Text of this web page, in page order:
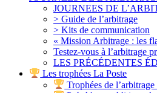
JOURNEES DE
> Guide de l’arbitrage
> Kits de communication
« Mission Arbitrage : les
Testez-vous à l’arbitrage
LES PRÉCÉDENTES
Les trophées La Poste
Trophées de